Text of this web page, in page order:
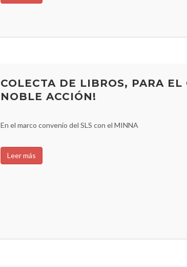
COLECTA DE LIBROS, PARA
NOBLE ACCIÓN!
En el marco convenio del SLS con el MINNA
Leer más